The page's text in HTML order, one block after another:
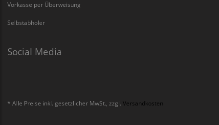
Vorkasse per Überweisung
Selbstabholer
Social Media
* Alle Preise inkl. gesetzlicher MwSt., zzgl. Versandkosten